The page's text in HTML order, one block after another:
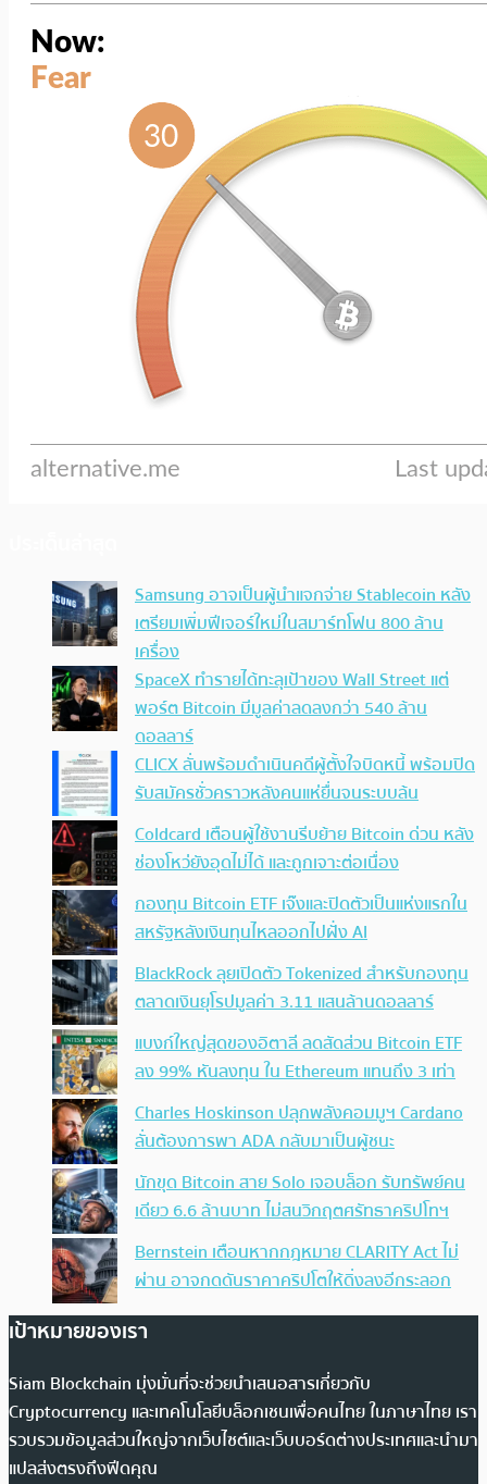
Samsung อาจเป็นผู้นำแจกจ่าย Stablecoin หลัง
เตรียมเพิ่มฟีเจอร์ใหม่ในสมาร์ทโฟน 800 ล้าน
เครื่อง
SpaceX ทำรายได้ทะลุเป้าของ Wall Street แต่
พอร์ต Bitcoin มีมูลค่าลดลงกว่า 540 ล้าน
ดอลลาร์
CLICX ลั่นพร้อมดำเนินคดีผู้ตั้งใจบิดหนี้ พร้อมปิด
รับสมัครชั่วคราวหลังคนแห่ยื่นจนระบบล้น
Coldcard เตือนผู้ใช้งานรีบย้าย Bitcoin ด่วน หลัง
ช่องโหว่ยังอุดไม่ได้ และถูกเจาะต่อเนื่อง
กองทุน Bitcoin ETF เจ๊งและปิดตัวเป็นแห่งแรกใน
สหรัฐหลังเงินทุนไหลออกไปฝั่ง AI
BlackRock ลุยเปิดตัว Tokenized สำหรับกองทุน
ตลาดเงินยุโรปมูลค่า 3.11 แสนล้านดอลลาร์
แบงก์ใหญ่สุดของอิตาลี ลดสัดส่วน Bitcoin ETF
ลง 99% หันลงทุน ใน Ethereum แทนถึง 3 เท่า
Charles Hoskinson ปลุกพลังคอมมูฯ Cardano
ลั่นต้องการพา ADA กลับมาเป็นผู้ชนะ
นักขุด Bitcoin สาย Solo เจอบล็อก รับทรัพย์คน
เดียว 6.6 ล้านบาท ไม่สนวิกฤตศรัทธาคริปโทฯ
Bernstein เตือนหากกฎหมาย CLARITY Act ไม่
ผ่าน อาจกดดันราคาคริปโตให้ดิ่งลงอีกระลอก
เป้าหมายของเรา
Siam Blockchain มุ่งมั่นที่จะช่วยนำเสนอสารเกี่ยวกับ
Cryptocurrency และเทคโนโลยีบล็อกเชนเพื่อคนไทย ในภาษาไทย เรา
รวบรวมข้อมูลส่วนใหญ่จากเว็บไซต์และเว็บบอร์ดต่างประเทศและนำมา
แปลส่งตรงถึงฟีดคุณ